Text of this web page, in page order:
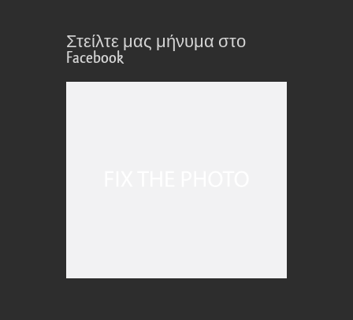
Στείλτε μας μήνυμα στο
Facebook